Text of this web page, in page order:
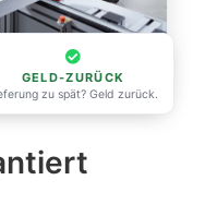
GELD-ZURÜCK
zu spät? Geld zurück.